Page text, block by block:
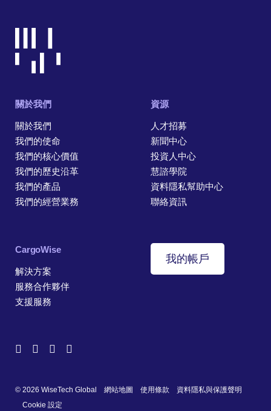
關於我們
關於我們
我們的使命
我們的核心價值
我們的歷史沿革
我們的產品
我們的經營業務
資源
人才招募
新聞中心
投資人中心
慧諮學院
資料隱私幫助中心
聯絡資訊
CargoWise
解決方案
服務合作夥伴
支援服務
我的帳戶
© 2026 WiseTech Global 網站地圖 使用條款
資料隱私與保護聲明
Cookie 設定